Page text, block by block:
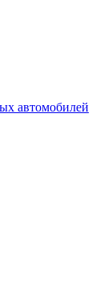
автомобилей